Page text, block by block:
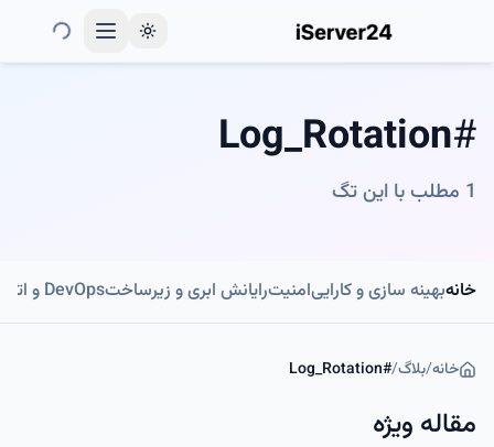
Toggle theme
#
Log_Rotation
1 مطلب با این تگ
خانهبهینه سازی و کاراییامنیترایانش ابری و زیرساختDevOps و اتوماسیون
خانه/بلاگ/
#
Log_Rotation
مقاله ویژه